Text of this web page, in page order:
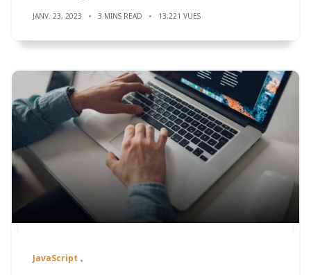
JANV. 23, 2023 3 MINS READ 13,221 VUES
JavaScript